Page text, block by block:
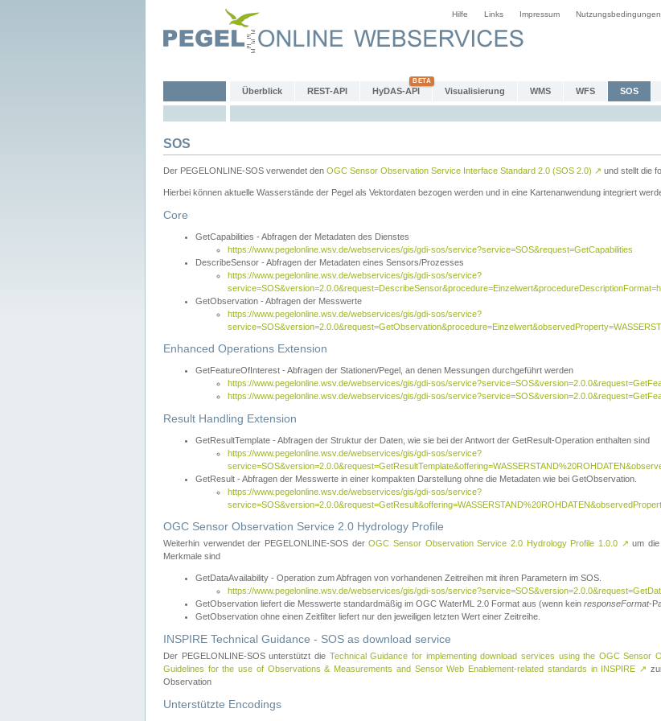
Hilfe Links Impressum Nutzungsbedingungen
Überblick REST-API HyDAS-API Visualisierung WMS WFS SOS
SOS
Der PEGELONLINE-SOS verwendet den OGC Sensor Observation Service Interface Standard 2.0 (SOS 2.0) ↗ und stellt die
Hierbei können aktuelle Wasserstände der Pegel als Vektordaten bezogen werden und in eine Kartenanwendung integriert
Core
GetCapabilities - Abfragen der Metadaten des Dienstes
https://www.pegelonline.wsv.de/webservices/gis/gdi-sos/service?service=SOS&request=GetCapabilities
DescribeSensor - Abfragen der Metadaten eines Sensors/Prozesses
https://www.pegelonline.wsv.de/webservices/gis/gdi-sos/service?
GetObservation - Abfragen der Messwerte
https://www.pegelonline.wsv.de/webservices/gis/gdi-sos/service?
Enhanced Operations Extension
GetFeatureOfInterest - Abfragen der Stationen/Pegel, an denen Messungen durchgeführt werden
https://www.pegelonline.wsv.de/webservices/gis/gdi-sos/
https://www.pegelonline.wsv.de/webservices/gis/gdi-sos/
Result Handling Extension
GetResultTemplate - Abfragen der Struktur der Daten, wie sie bei der Antwort der GetResult-Operation enthalten sind
https://www.pegelonline.wsv.de/webservices/gis/gdi-sos/service?
GetResult - Abfragen der Messwerte in einer kompakten Darstellung ohne die Metadaten wie bei GetObservation.
https://www.pegelonline.wsv.de/webservices/gis/gdi-sos/service?
OGC Sensor Observation Service 2.0 Hydrology Profile
Weiterhin verwendet der PEGELONLINE-SOS derOGC Sensor Observation Service 2.0 Hydrology Profile 1.0.0 ↗ um
Merkmale sind
GetDataAvailability - Operation zum Abfragen von vorhandenen Zeitreihen mit ihren Parametern im SOS.
https://www.pegelonline.wsv.de/webservices/gis/gdi-sos/
GetObservation liefert die Messwerte standardmäßig im OGC WaterML 2.0 Format aus (wenn kein responseFormat-
GetObservation ohne einen Zeitfilter liefert nur den jeweiligen letzten Wert einer Zeitreihe.
INSPIRE Technical Guidance - SOS as download service
Der PEGELONLINE-SOS unterstützt die Technical Guidance for implementing download services using the OGC Sensor
Guidelines for the use of Observations & Measurements and Sensor Web Enablement-related standards in INSPIRE ↗
Observation
Unterstützte Encodings